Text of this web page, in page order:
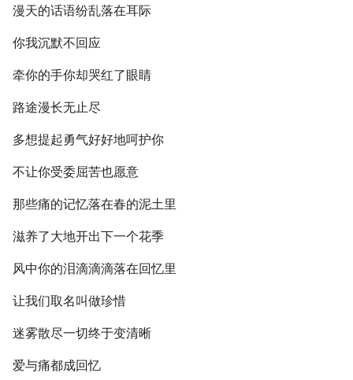
漫天的话语纷乱落在耳际
你我沉默不回应
牵你的手你却哭红了眼睛
路途漫长无止尽
多想提起勇气好好地呵护你
不让你受委屈苦也愿意
那些痛的记忆落在春的泥土里
滋养了大地开出下一个花季
风中你的泪滴滴滴落在回忆里
让我们取名叫做珍惜
迷雾散尽一切终于变清晰
爱与痛都成回忆